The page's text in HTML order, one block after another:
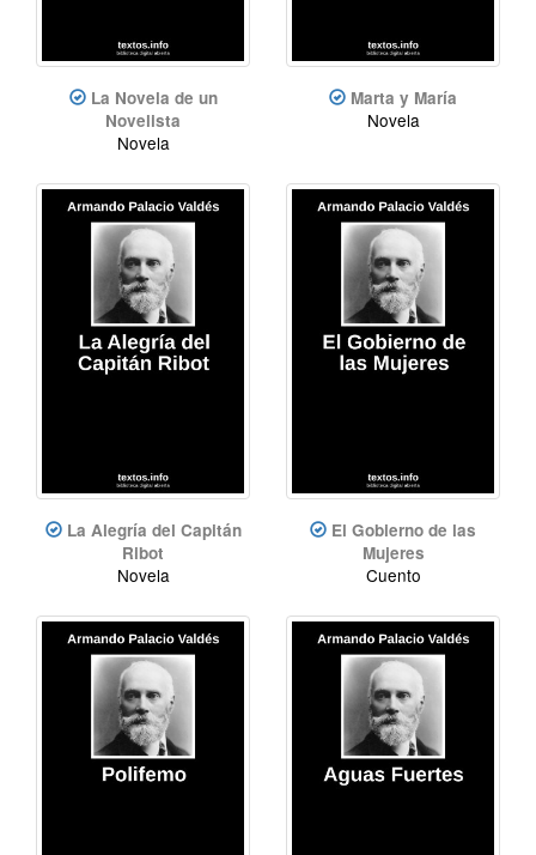
La Novela de un
Novelista
Novela
Marta y María
Novela
La Alegría del Capitán
Ribot
Novela
El Gobierno de las
Mujeres
Cuento